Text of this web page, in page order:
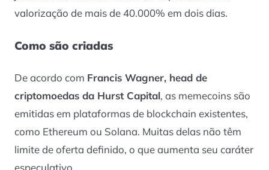
valorização de mais de 40.000% em dois dias.
Como são criadas
De acordo com Francis Wagner, head de
criptomoedas da Hurst Capital, as memecoins são
emitidas em plataformas de blockchain existentes,
como Ethereum ou Solana. Muitas delas não têm
limite de oferta definido, o que aumenta seu caráter